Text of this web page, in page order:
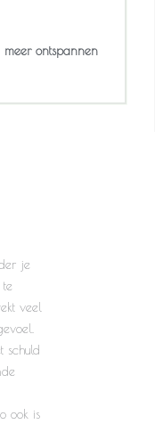
ontspannen
je
veel
schuld
ook is